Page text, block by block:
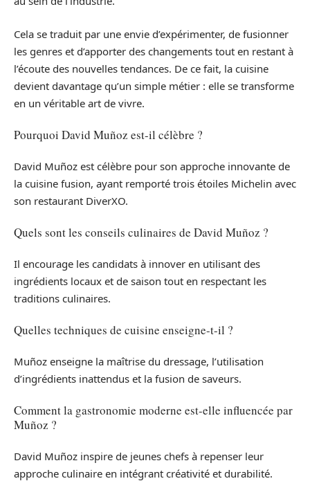
Cela se traduit par une envie d’expérimenter, de fusionner
les genres et d’apporter des changements tout en restant à
l’écoute des nouvelles tendances. De ce fait, la cuisine
devient davantage qu’un simple métier : elle se transforme
en un véritable art de vivre.
Pourquoi David Muñoz est-il célèbre ?
David Muñoz est célèbre pour son approche innovante de
la cuisine fusion, ayant remporté trois étoiles Michelin avec
son restaurant DiverXO.
Quels sont les conseils culinaires de David Muñoz ?
Il encourage les candidats à innover en utilisant des
ingrédients locaux et de saison tout en respectant les
traditions culinaires.
Quelles techniques de cuisine enseigne-t-il ?
Muñoz enseigne la maîtrise du dressage, l’utilisation
d’ingrédients inattendus et la fusion de saveurs.
Comment la gastronomie moderne est-elle influencée par
Muñoz ?
David Muñoz inspire de jeunes chefs à repenser leur
approche culinaire en intégrant créativité et durabilité.